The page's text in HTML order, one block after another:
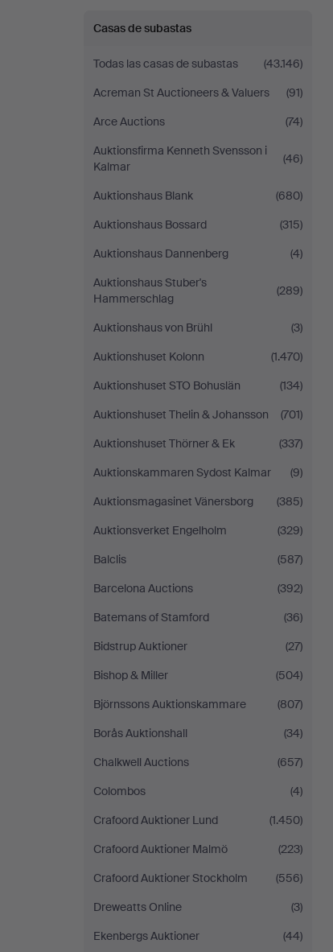
Casas de subastas
Todas las casas de subastas
(43.146)
Acreman St Auctioneers & Valuers
(91)
Arce Auctions
(74)
Auktionsfirma Kenneth Svensson i
Kalmar
(46)
Auktionshaus Blank
(680)
Auktionshaus Bossard
(315)
Auktionshaus Dannenberg
(4)
Auktionshaus Stuber's
Hammerschlag
(289)
Auktionshaus von Brühl
(3)
Auktionshuset Kolonn
(1.470)
Auktionshuset STO Bohuslän
(134)
Auktionshuset Thelin & Johansson
(701)
Auktionshuset Thörner & Ek
(337)
Auktionskammaren Sydost Kalmar
(9)
Auktionsmagasinet Vänersborg
(385)
Auktionsverket Engelholm
(329)
Balclis
(587)
Barcelona Auctions
(392)
Batemans of Stamford
(36)
Bidstrup Auktioner
(27)
Bishop & Miller
(504)
Björnssons Auktionskammare
(807)
Borås Auktionshall
(34)
Chalkwell Auctions
(657)
Colombos
(4)
Crafoord Auktioner Lund
(1.450)
Crafoord Auktioner Malmö
(223)
Crafoord Auktioner Stockholm
(556)
Dreweatts Online
(3)
Ekenbergs Auktioner
(44)